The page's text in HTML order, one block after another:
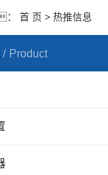
： 首 页 > 热推信息
Product